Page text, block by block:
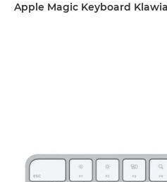
Apple Magic Keyboard